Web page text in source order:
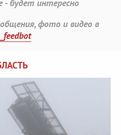
- будет интересно
фото и видео в